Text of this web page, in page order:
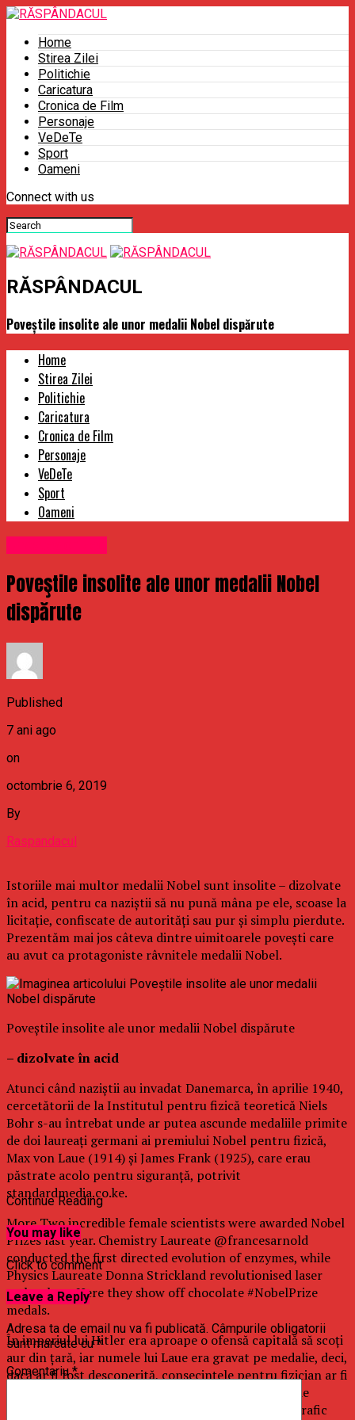
Home
Stirea Zilei
Politichie
Caricatura
Cronica de Film
Personaje
VeDeTe
Sport
Oameni
Connect with us
RĂSPÂNDACUL
Poveştile insolite ale unor medalii Nobel dispărute
Home
Stirea Zilei
Politichie
Caricatura
Cronica de Film
Personaje
VeDeTe
Sport
Oameni
Poveştile insolite ale unor medalii Nobel
dispărute
Published
7 ani ago
on
octombrie 6, 2019
By
Raspandacul
Istoriile mai multor medalii Nobel sunt insolite – dizolvate
în acid, pentru ca naziştii să nu pună mâna pe ele, scoase la
licitaţie, confiscate de autorităţi sau pur şi simplu pierdute.
Prezentăm mai jos câteva dintre uimitoarele poveşti care
au avut ca protagoniste râvnitele medalii Nobel.
Poveştile insolite ale unor medalii Nobel dispărute
– dizolvate în acid
Atunci când naziştii au invadat Danemarca, în aprilie 1940,
cercetătorii de la Institutul pentru fizică teoretică Niels
Bohr s-au întrebat unde ar putea ascunde medaliile primite
de doi laureaţi germani ai premiului Nobel pentru fizică,
Max von Laue (1914) şi James Frank (1925), care erau
păstrate acolo pentru siguranţă, potrivit
standardmedia.co.ke.
More Two incredible female scientists were awarded Nobel
Prizes last year. Chemistry Laureate @francesarnold
conducted the first directed evolution of enzymes, while
Physics Laureate Donna Strickland revolutionised laser
technology. Here they show off chocolate #NobelPrize
medals.
În imperiul lui Hitler era aproape o ofensă capitală să scoţi
aur din ţară, iar numele lui Laue era gravat pe medalie, deci,
dacă ar fi fost descoperită, consecinţele pentru fizician ar fi
fost drastice, a povestit chimistul maghiar George de
Hevesy, care lucra la institut, într-un eseu autobiografic
Continue Reading
You may like
Click to comment
Leave a Reply
Adresa ta de email nu va fi publicată. Câmpurile obligatorii
sunt marcate cu*
Comentariu*